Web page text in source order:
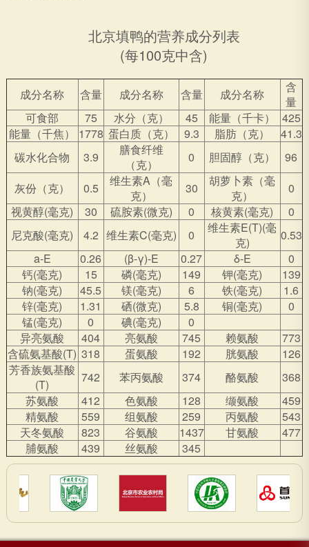
北京填鸭的营养成分列表
(每100克中含)
成分名称 含量 成分名称 含量 成分名称
含
量
可食部
75 水分（克） 45 能量（千卡）
425
能量（千焦）
1778 蛋白质（克） 9.3 脂肪（克）
41.3
碳水化合物
3.9
膳食纤维
（克）
0 胆固醇（克）
96
灰份（克）
0.5
维生素A（毫
克）
30
胡萝卜素（毫
克）
0
视黄醇(毫克)
30 硫胺素(微克) 0 核黄素(毫克)
0
尼克酸(毫克)
4.2 维生素C(毫克) 0
维生素E(T)(毫
克)
0.53
a-E
0.26 (β-γ)-E 0.27 δ-E
0
钙(毫克)
15 磷(毫克) 149 钾(毫克)
139
钠(毫克)
45.5 镁(毫克) 6 铁(毫克)
1.6
锌(毫克)
1.31 硒(微克) 5.8 铜(毫克)
0
锰(毫克)
0 碘(毫克)
0
异亮氨酸
404 亮氨酸 745 赖氨酸
773
含硫氨基酸(T) 318 蛋氨酸 192 胱氨酸
126
芳香族氨基酸
(T)
742 苯丙氨酸 374 酪氨酸
368
苏氨酸
412 色氨酸 128 缬氨酸
459
精氨酸
559 组氨酸 259 丙氨酸
543
天冬氨酸
823 谷氨酸 1437 甘氨酸
477
脯氨酸
439 丝氨酸 345